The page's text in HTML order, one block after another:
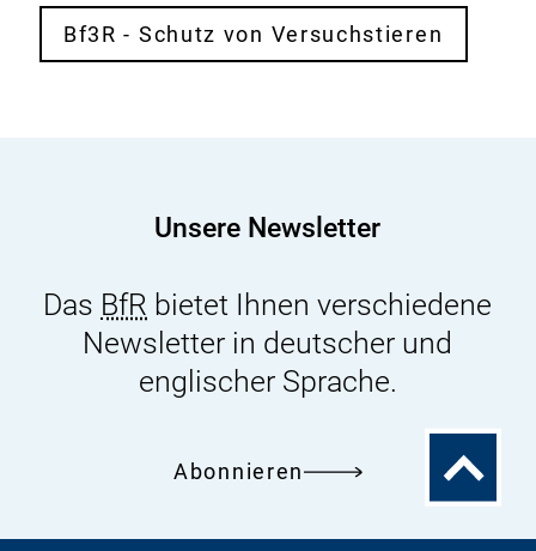
Bf3R - Schutz von Versuchstieren
Unsere Newsletter
Das BfR bietet Ihnen verschiedene
Newsletter in deutscher und
englischer Sprache.
Abonnieren
Zum